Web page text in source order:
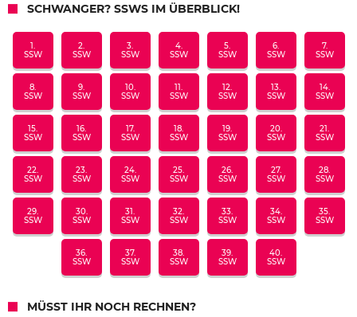
SCHWANGER? SSWS IM ÜBERBLICK!
1.
SSW
2.
SSW
3.
SSW
4.
SSW
5.
SSW
6.
SSW
7.
SSW
8.
SSW
9.
SSW
10.
SSW
11.
SSW
12.
SSW
13.
SSW
14.
SSW
15.
SSW
16.
SSW
17.
SSW
18.
SSW
19.
SSW
20.
SSW
21.
SSW
22.
SSW
23.
SSW
24.
SSW
25.
SSW
26.
SSW
27.
SSW
28.
SSW
29.
SSW
30.
SSW
31.
SSW
32.
SSW
33.
SSW
34.
SSW
35.
SSW
36.
SSW
37.
SSW
38.
SSW
39.
SSW
40.
SSW
MÜSST IHR NOCH RECHNEN?